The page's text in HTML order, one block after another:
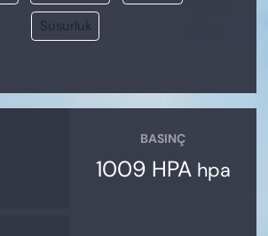
Susurluk
BASINÇ
1009 HPA hpa